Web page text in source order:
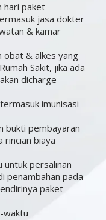
hari paket
jasa dokter
& kamar
obat & alkes yang
Sakit, jika ada
dicharge
imunisasi
bukti pembayaran
biaya
untuk persalinan
penambahan pada
paket
waktu